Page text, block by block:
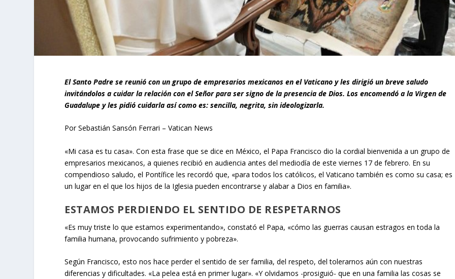
El Santo Padre se reunió con un grupo de empresarios mexicanos en el Vaticano y les dirigió un breve saludo
invitándolos a cuidar la relación con el Señor para ser signo de la presencia de Dios. Los encomendó a la Virgen de
Guadalupe y les pidió cuidarla así como es: sencilla, negrita, sin ideologizarla.
Por Sebastián Sansón Ferrari – Vatican News
«Mi casa es tu casa». Con esta frase que se dice en México, el Papa Francisco dio la cordial bienvenida a un grupo de
empresarios mexicanos, a quienes recibió en audiencia antes del mediodía de este viernes 17 de febrero. En su
compendioso saludo, el Pontífice les recordó que, «para todos los católicos, el Vaticano también es como su casa; es
un lugar en el que los hijos de la Iglesia pueden encontrarse y alabar a Dios en familia».
ESTAMOS PERDIENDO EL SENTIDO DE RESPETARNOS
«Es muy triste lo que estamos experimentando», constató el Papa, «cómo las guerras causan estragos en toda la
familia humana, provocando sufrimiento y pobreza».
Según Francisco, esto nos hace perder el sentido de ser familia, del respeto, del tolerarnos aún con nuestras
diferencias y dificultades. «La pelea está en primer lugar». «Y olvidamos -prosiguió- que en una familia las cosas se